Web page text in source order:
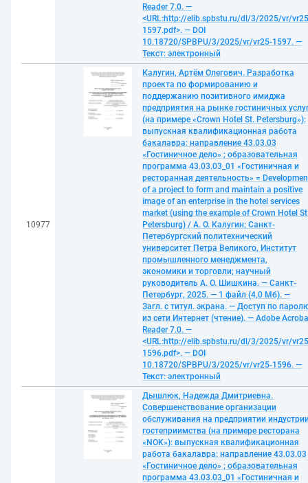
Reader 7.0. —
<URL:http://elib.spbstu.ru/dl/3/2025/vr/
1597.pdf>. — DOI
10.18720/SPBPU/3/2025/vr/vr25-1597. —
Текст: электронный
10977
Калугин, Артём Олегович. Разработка
проекта по формированию и
поддержанию позитивного имиджа
предприятия на рынке гостиничных
(на примере «Crown Hotel St. Petersburg»):
выпускная квалификационная работа
бакалавра: направление 43.03.03
«Гостиничное дело» ; образовательная
программа 43.03.03_01 «Гостиничная и
ресторанная деятельность» =
of a project to form and maintain a positive
image of an enterprise in the hotel services
market (using the example of Crown Hotel
Petersburg) / А. О. Калугин; Санкт-
Петербургский политехнический
университет Петра Великого, Институт
промышленного менеджмента,
экономики и торговли; научный
руководитель А. О. Шишкина. — Санкт-
Петербург, 2025. — 1 файл (4,0 Мб). —
Загл. с титул. экрана. — Доступ по
из сети Интернет (чтение). — Adobe
Reader 7.0. —
<URL:http://elib.spbstu.ru/dl/3/2025/vr/
1596.pdf>. — DOI
10.18720/SPBPU/3/2025/vr/vr25-1596. —
Текст: электронный
Дышлюк, Надежда Дмитриевна.
Совершенствование организации
обслуживания на предприятии
гостеприимства (на примере ресторана
«NOK»): выпускная квалификационная
работа бакалавра: направление 43.03.03
«Гостиничное дело» ; образовательная
программа 43.03.03_01 «Гостиничная и